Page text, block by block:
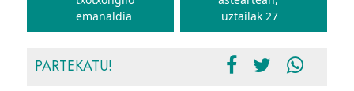
emanaldia
uztailak 27
PARTEKATU!